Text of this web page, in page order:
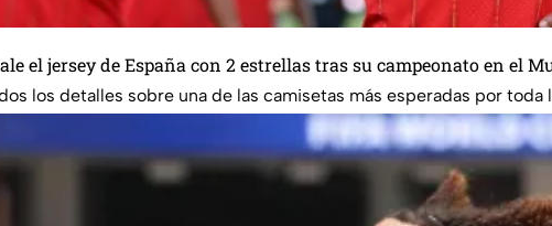
el jersey de España con 2 estrellas tras su campeonato en el
los detalles sobre una de las camisetas más esperadas por toda